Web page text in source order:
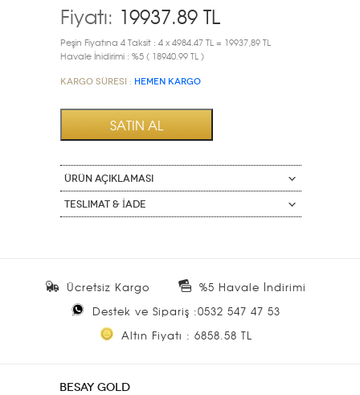
Fiyatı: 19937.89 TL
Peşin Fiyatına 4 Taksit : 4 x 4984.47 TL = 19937,89 TL
Havale İnidirimi : %5 ( 18940.99 TL )
Kargo Süresi : HEMEN KARGO
ÜRÜN AÇIKLAMASI
Teslimat & İade
Ücretsiz Kargo
%5 Havale İndirimi
Destek ve Sipariş :0532 547 47 53
Altın Fiyatı : 6858.58 TL
BESAY GOLD